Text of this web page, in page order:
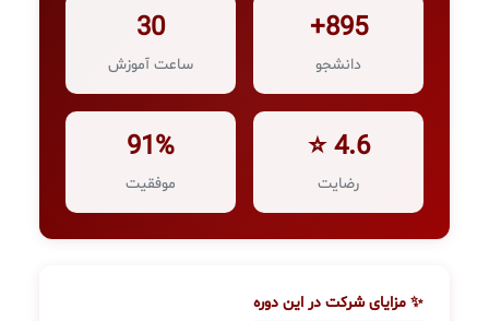
895+
دانشجو
30
ساعت آموزش
4.6 ⭐
رضایت
91%
موفقیت
✨ مزایای شرکت در این دوره